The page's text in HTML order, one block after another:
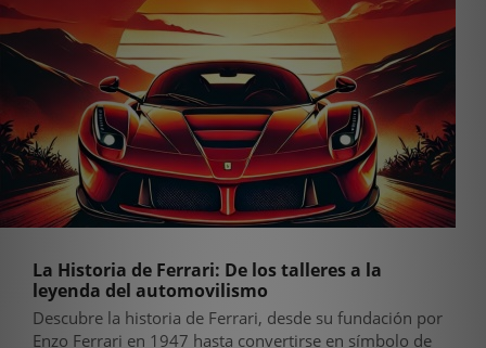
La Historia de Ferrari: De los talleres a la
leyenda del automovilismo
Descubre la historia de Ferrari, desde su fundación por
Enzo Ferrari en 1947 hasta convertirse en símbolo de